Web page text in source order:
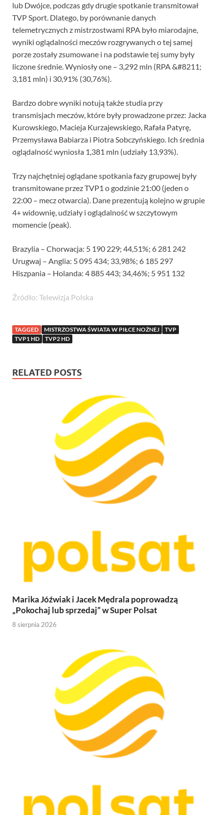
lub Dwójce, podczas gdy drugie spotkanie transmitował
TVP Sport. Dlatego, by porównanie danych
telemetrycznych z mistrzostwami RPA było miarodajne,
wyniki oglądalności meczów rozgrywanych o tej samej
porze zostały zsumowane i na podstawie tej sumy były
liczone średnie. Wyniosły one – 3,292 mln (RPA &#8211;
3,181 mln) i 30,91% (30,76%).
Bardzo dobre wyniki notują także studia przy
transmisjach meczów, które były prowadzone przez: Jacka
Kurowskiego, Macieja Kurzajewskiego, Rafała Patyrę,
Przemysława Babiarza i Piotra Sobczyńskiego. Ich średnia
oglądalność wyniosła 1,381 mln (udziały 13,93%).
Trzy najchętniej oglądane spotkania fazy grupowej były
transmitowane przez TVP1 o godzinie 21:00 (jeden o
22:00 – mecz otwarcia). Dane prezentują kolejno w grupie
4+ widownię, udziały i oglądalność w szczytowym
momencie (peak).
Brazylia – Chorwacja: 5 190 229; 44,51%; 6 281 242
Urugwaj – Anglia: 5 095 434; 33,98%; 6 185 297
Hiszpania – Holanda: 4 885 443; 34,46%; 5 951 132
Źródło: Telewizja Polska
TAGGED MISTRZOSTWA ŚWIATA W PIŁCE NOŻNEJ
TVP
TVP1 HD
TVP2 HD
RELATED POSTS
Marika Jóźwiak i Jacek Mędrala poprowadzą
„Pokochaj lub sprzedaj” w Super Polsat
8 sierpnia 2026